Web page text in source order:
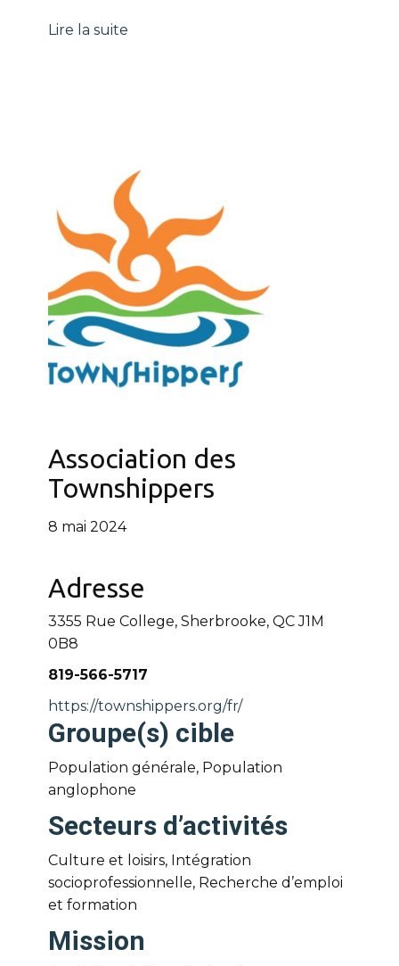
Lire la suite
Association des
Townshippers
8 mai 2024
Adresse
3355 Rue College, Sherbrooke, QC J1M
0B8
819-566-5717
https://townshippers.org/fr/
Groupe(s) cible
Population générale, Population
anglophone
Secteurs d’activités
Culture et loisirs, Intégration
socioprofessionnelle, Recherche d’emploi
et formation
Mission